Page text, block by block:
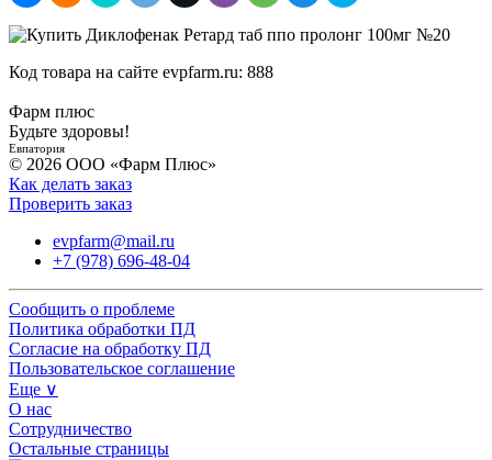
Код товара на сайте evpfarm.ru: 888
Фарм плюс
Будьте здоровы!
Евпатория
© 2026 ООО «Фарм Плюс»
Как делать заказ
Проверить заказ
evpfarm@mail.ru
+7 (978) 696-48-04
Сообщить о проблеме
Политика обработки ПД
Согласие на обработку ПД
Пользовательское соглашение
Еще ∨
О нас
Сотрудничество
Остальные страницы